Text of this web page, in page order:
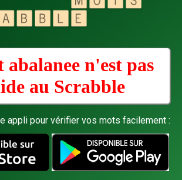
abalanee n'est pas
au Scrabble
appli pour vérifier vos mots facilement :